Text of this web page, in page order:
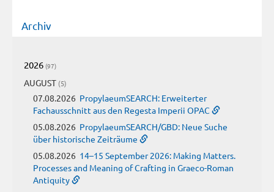
Archiv
2026 (97)
AUGUST (5)
07.08.2026 PropylaeumSEARCH: Erweiterter
Fachausschnitt aus den Regesta Imperii OPAC
05.08.2026 PropylaeumSEARCH/GBD: Neue Suche
über historische Zeiträume
05.08.2026 14–15 September 2026: Making Matters.
Processes and Meaning of Crafting in Graeco-Roman
Antiquity